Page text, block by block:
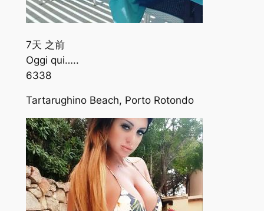
7天 之前
Oggi qui…..
6338
Tartarughino Beach, Porto Rotondo